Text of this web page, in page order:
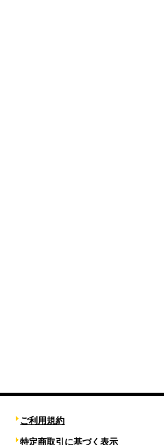
ご利用規約
特定商取引に基づく表示